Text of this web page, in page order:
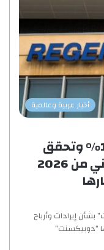
أخبار عربية وعالمية
إرتفاع إيرادات «ريجينيرون» 17% وتحقق
4.29 مليار دولار في الربع الثاني من 2026
إيرادات وأرباح
“دوبيكسنت”